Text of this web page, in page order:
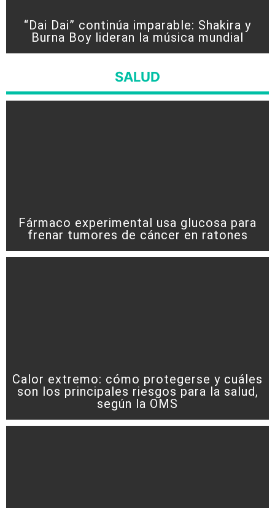
“Dai Dai” continúa imparable: Shakira y
Burna Boy lideran la música mundial
SALUD
Fármaco experimental usa glucosa para
frenar tumores de cáncer en ratones
Calor extremo: cómo protegerse y cuáles
son los principales riesgos para la salud,
según la OMS